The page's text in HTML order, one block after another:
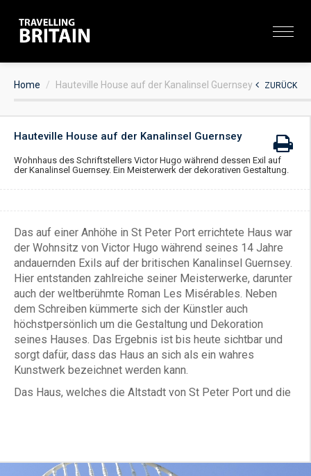
Home Hauteville House auf der Kanalinsel Guernsey ZURÜCK
Hauteville House auf der Kanalinsel Guernsey
Wohnhaus des Schriftstellers Victor Hugo während dessen Exil auf
der Kanalinsel Guernsey. Ein Meisterwerk der dekorativen Gestaltung.
Das auf einer Anhöhe in St Peter Port errichtete Haus war
der Wohnsitz von Victor Hugo während seines 14 Jahre
andauernden Exils auf der britischen Kanalinsel Guernsey.
Hier entstanden zahlreiche seiner Meisterwerke, darunter
auch der weltberühmte Roman Les Misérables. Neben
dem Schreiben kümmerte sich der Künstler auch
höchstpersönlich um die Gestaltung und Dekoration
seines Hauses. Das Ergebnis ist bis heute sichtbar und
sorgt dafür, dass das Haus an sich als ein wahres
Kunstwerk bezeichnet werden kann.
Das Haus, welches die Altstadt von St Peter Port und die
Räumen" und lässt Besucher in eine einzigartige